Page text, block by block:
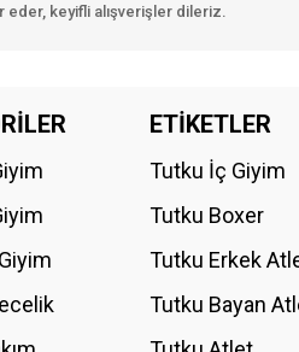
eder, keyifli alışverişler dileriz.
yorumu siz yapın! ETİKETLER
Tutku İç Giyim
Tutku Boxer
Tutku Erkek
Tutku Bayan